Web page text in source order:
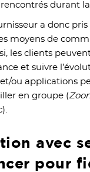
durant
a donc pris
moyens de
les clients
et suivre
ou applications
en groupe (
avec
pour